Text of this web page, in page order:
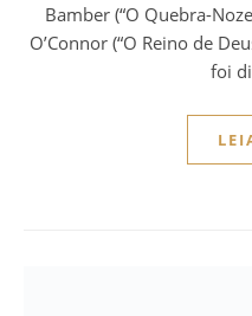
Bamber (“O Quebra-
O’Connor (“O Reino de
foi